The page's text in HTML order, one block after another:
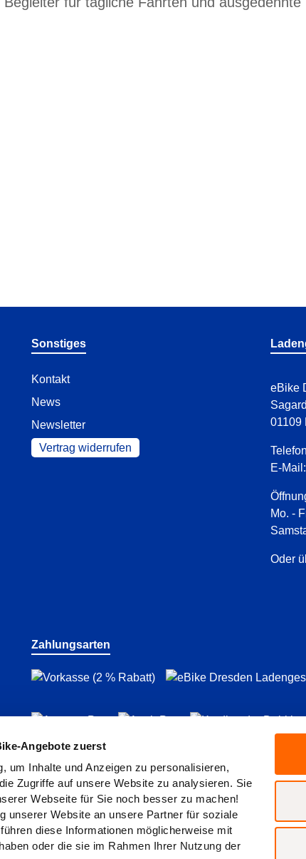
Angebote zuerst
um Inhalte und Anzeigen zu personalisieren,
Zugriffe auf unsere Website zu analysieren. Sie
Webseite für Sie noch besser zu machen!
unserer Website an unsere Partner für soziale
diese Informationen möglicherweise mit
oder die sie im Rahmen Ihrer Nutzung der
Sonstiges
Kontakt
News
Newsletter
Vertrag widerrufen
eBike
01109
E-Mail:
Mo. -
Oder
Zahlungsarten
AGB Rückgaberichtlinien Vertrag widerrufen